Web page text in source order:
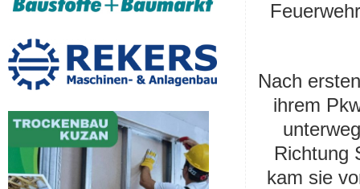
Nach
ihrem
Richtung
kam sie